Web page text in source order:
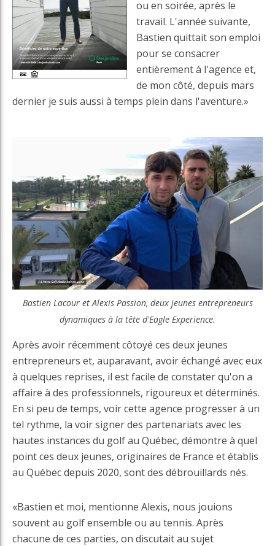
ou en soirée, après le
travail. L'année suivante,
Bastien quittait son emploi
pour se consacrer
entièrement à l'agence et,
de mon côté, depuis mars
dernier je suis aussi à temps plein dans l'aventure.»
Bastien Lacour et Alexis Passion, deux jeunes entrepreneurs
dynamiques à la tête d'Eagle Experience.
Après avoir récemment côtoyé ces deux jeunes
entrepreneurs et, auparavant, avoir échangé avec eux
à quelques reprises, il est facile de constater qu'on a
affaire à des professionnels, rigoureux et déterminés.
En si peu de temps, voir cette agence progresser à un
tel rythme, la voir signer des partenariats avec les
hautes instances du golf au Québec, démontre à quel
point ces deux jeunes, originaires de France et établis
au Québec depuis 2020, sont des débrouillards nés.
«Bastien et moi, mentionne Alexis, nous jouions
souvent au golf ensemble ou au tennis. Après
chacune de ces parties, on discutait au sujet